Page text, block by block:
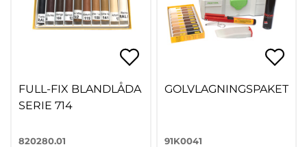
FULL-FIX BLANDLÅDA
SERIE 714
820280.01
GOLVLAGNINGSPAKET
91K0041